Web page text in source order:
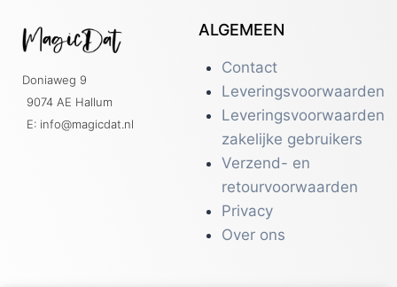
Doniaweg 9
9074 AE Hallum
E: info@magicdat.nl
ALGEMEEN
Contact
Leveringsvoorwaarden
Leveringsvoorwaarden
zakelijke gebruikers
Verzend- en
retourvoorwaarden
Privacy
Over ons